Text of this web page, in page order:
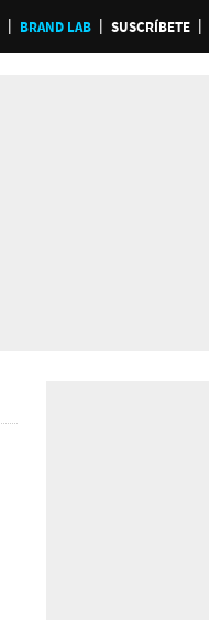
BRAND LAB SUSCRÍBETE